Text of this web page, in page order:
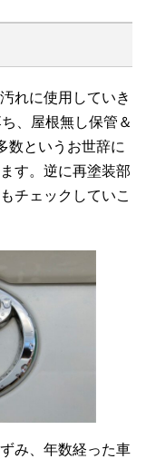
れに使用していき
、屋根無し保管＆
数というお世辞に
す。逆に再塗装部
チェックしていこ
み、年数経った車